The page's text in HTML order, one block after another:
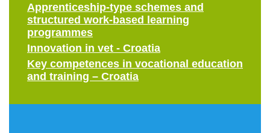
Apprenticeship-type schemes and
structured work-based learning
programmes
Innovation in vet - Croatia
Key competences in vocational education
and training – Croatia